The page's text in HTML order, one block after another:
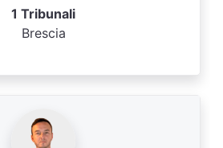
1 Tribunali
Brescia